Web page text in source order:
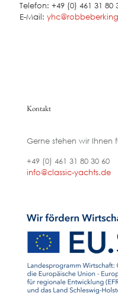
Telefon: +49 (0) 461 31 80
E-Mail:
Kontakt
Gerne stehen wir Ihnen
+49 (0) 461 31 80 30 60
info@classic-yachts.de